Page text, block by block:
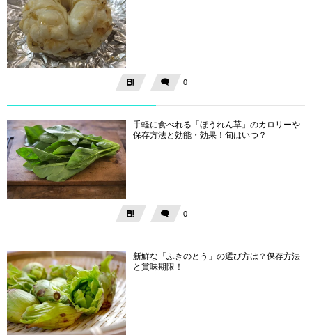
0
手軽に食べれる「ほうれん草」のカロリーや
保存方法と効能・効果！旬はいつ？
0
新鮮な「ふきのとう」の選び方は？保存方法
と賞味期限！